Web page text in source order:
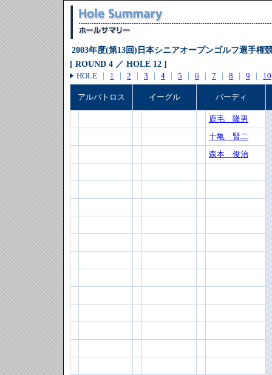
2003年度(第13回)日本シニアオープンゴルフ選手権
[ ROUND 4 ／ HOLE 12 ]
HOLE
｜ 1 ｜ 2 ｜ 3 ｜ 4 ｜ 5 ｜ 6 ｜ 7 ｜ 8 ｜ 9 ｜ 10
アルバトロス イーグル バーディ
鹿毛 隆男
十亀 賢二
森本 俊治